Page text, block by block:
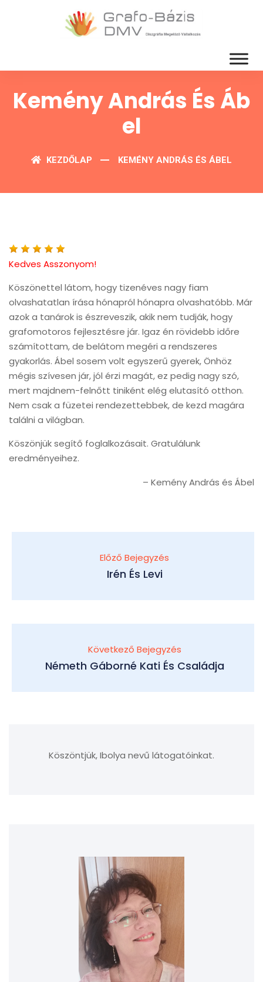
Kemény András És Áb
El
KEZDŐLAP KEMÉNY ANDRÁS ÉS ÁBEL
Kedves Asszonyom!
Köszönettel látom, hogy tizenéves nagy fiam
olvashatatlan írása hónapról hónapra olvashatóbb. Már
azok a tanárok is észreveszik, akik nem tudják, hogy
grafomotoros fejlesztésre jár. Igaz én rövidebb időre
számítottam, de belátom megéri a rendszeres
gyakorlás. Ábel sosem volt egyszerű gyerek, Önhöz
mégis szívesen jár, jól érzi magát, ez pedig nagy szó,
mert majdnem-felnőtt tiniként elég elutasító otthon.
Nem csak a füzetei rendezettebbek, de kezd magára
találni a világban.
Köszönjük segítő foglalkozásait. Gratulálunk
eredményeihez.
Kemény András és Ábel
Előző Bejegyzés
Irén És Levi
Következő Bejegyzés
Németh Gáborné Kati És Családja
Köszöntjük, Ibolya nevű látogatóinkat.